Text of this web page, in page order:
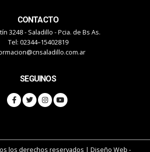
CONTACTO
3248 - Saladillo - Pcia. de Bs As.
Tel: 02344–15402819
SEGUINOS
los derechos reservados | Diseño Web -